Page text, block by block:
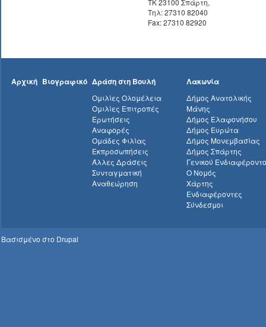
ΤΚ 23100 Σπάρτη,
Τηλ: 27310 82040
Fax: 27310 82920
Αρχική Βιογραφικό Δράση στη Βουλή
Ομιλίες Ολομέλεια
Ομιλίες Επιτροπές
Ερωτήσεις
Αναφορές
Ομάδες Φιλίας
Εκπροσωπήσεις
Άλλες Δράσεις
Συνταγματική
Αναθεώρηση
Λακωνία
Δήμος Ανατολικής
Μάνης
Δήμος Ελαφονήσου
Δήμος Ευρώτα
Δήμος Μονεμβασίας
Δήμος Σπάρτης
Γενικού
Ο Νομός
Χάρτης
Ενδιαφέροντες
Σύνδεσμοι
Βασισμένο στο Drupal